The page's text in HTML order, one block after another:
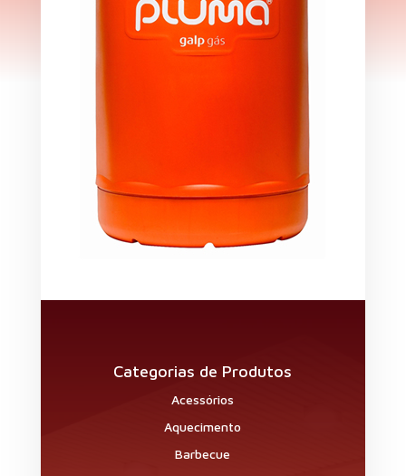
Categorias de Produtos
Acessórios
Aquecimento
Barbecue